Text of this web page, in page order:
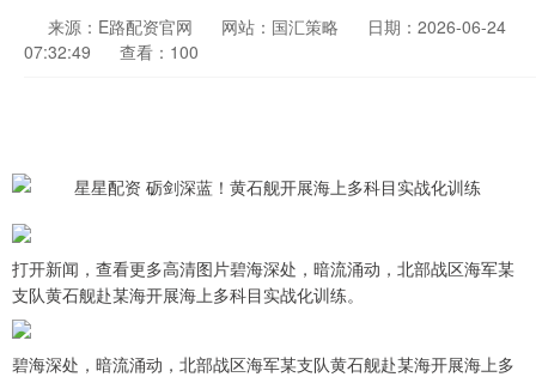
来源：E路配资官网 网站：国汇策略
日期：2026-06-24
07:32:49
查看：100
打开新闻，查看更多高清图片碧海深处，暗流涌动，北部战区海军某
支队黄石舰赴某海开展海上多科目实战化训练。
碧海深处，暗流涌动，北部战区海军某支队黄石舰赴某海开展海上多